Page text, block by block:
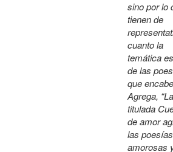
sino por lo
tienen de
cuanto la
temática
de las
que
Agrega,
titulada
de amor
las poesías
amorosas